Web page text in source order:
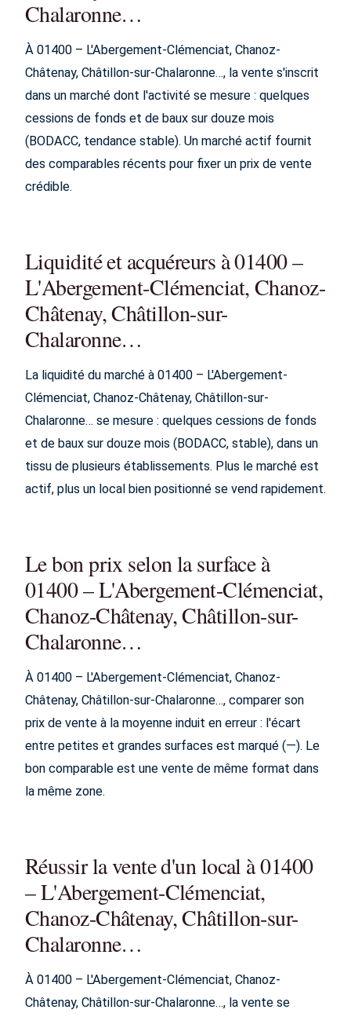
Chalaronne…
À 01400 – L'Abergement-Clémenciat, Chanoz-
Châtenay, Châtillon-sur-Chalaronne…, la vente s'inscrit
dans un marché dont l'activité se mesure : quelques
cessions de fonds et de baux sur douze mois
(BODACC, tendance stable). Un marché actif fournit
des comparables récents pour fixer un prix de vente
crédible.
Liquidité et acquéreurs à 01400 –
L'Abergement-Clémenciat, Chanoz-
Châtenay, Châtillon-sur-
Chalaronne…
La liquidité du marché à 01400 – L'Abergement-
Clémenciat, Chanoz-Châtenay, Châtillon-sur-
Chalaronne… se mesure : quelques cessions de fonds
et de baux sur douze mois (BODACC, stable), dans un
tissu de plusieurs établissements. Plus le marché est
actif, plus un local bien positionné se vend rapidement.
Le bon prix selon la surface à
01400 – L'Abergement-Clémenciat,
Chanoz-Châtenay, Châtillon-sur-
Chalaronne…
À 01400 – L'Abergement-Clémenciat, Chanoz-
Châtenay, Châtillon-sur-Chalaronne…, comparer son
prix de vente à la moyenne induit en erreur : l'écart
entre petites et grandes surfaces est marqué (—). Le
bon comparable est une vente de même format dans
la même zone.
Réussir la vente d'un local à 01400
– L'Abergement-Clémenciat,
Chanoz-Châtenay, Châtillon-sur-
Chalaronne…
À 01400 – L'Abergement-Clémenciat, Chanoz-
Châtenay, Châtillon-sur-Chalaronne…, la vente se